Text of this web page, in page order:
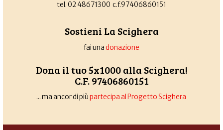
tel. 02 48671300 c.f.97406860151
Sostieni La Scighera
fai unadonazione
Dona il tuo 5x1000 alla Scighera!
C.F. 97406860151
... ma ancor di piùpartecipa al Progetto Scighera